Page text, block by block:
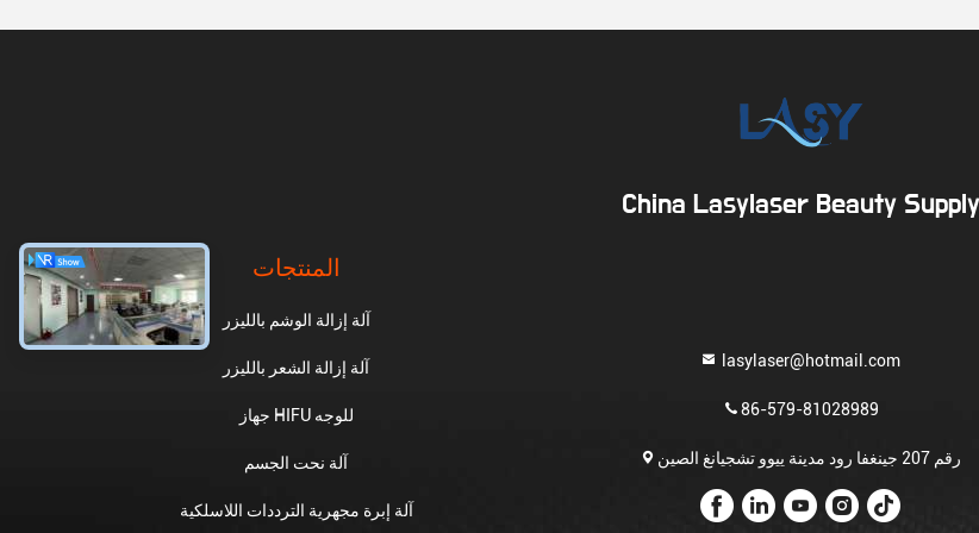
China Lasylaser Beauty Supply
المنتجات
آلة إزالة الوشم بالليزر
آلة إزالة الشعر بالليزر
جهاز HIFU للوجه
آلة نحت الجسم
آلة إبرة مجهرية الترددات اللاسلكية
lasylaser@hotmail.com
86-579-81028989
رقم 207 جينغفا رود مدينة ييوو تشجيانغ الصين